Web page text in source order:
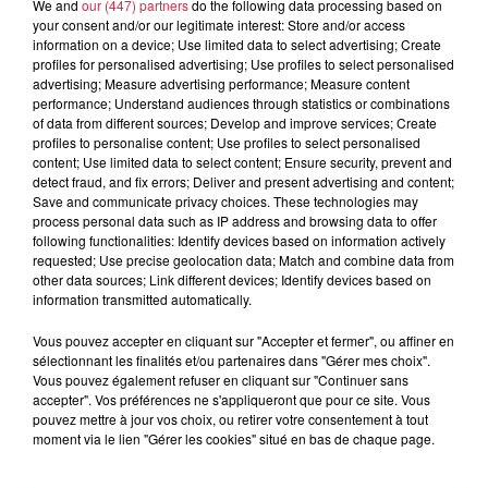
rattraper le véhicule, l'information est donnée pour
pouvoir l'intercepter un peu plus haut. Quoi qu'il arrive, il
sera rattrapé, ou identifié, et une procédure sera menée
Pour les contrôles, on va identifier sur certains éléments
comme une surcharge d'un véhicules, un enfant pas à sa
place...Le premier message, c'est de respecter le code
de la route. En le respectant, on a beaucoup moins
d'accidents !On ne fait pas systématiquement des
campagnes de verbalisation. On va essayer d'expliquer
aussi quels types d'infraction on a pu relever."
Publié : 18 janvier 2023 à 14h51 - Modifié : 30 octobre 2025
à 16h47 Sebastien Ruffet
A lire aussi
We and our (447) partnersdo the following data processing based on
your consent and/or our legitimate interest: Store and/or access
information on a device; Use limited data to select advertising; Create
profiles for personalised advertising; Use profiles to select personalised
advertising; Measure advertising performance; Measure content
performance; Understand audiences through statistics or combinations
of data from different sources; Develop and improve services; Create
profiles to personalise content; Use profiles to select personalised
content; Use limited data to select content; Ensure security, prevent and
detect fraud, and fix errors; Deliver and present advertising and content;
Save and communicate privacy choices. These technologies may
process personal data such as IP address and browsing data to offer
following functionalities: Identify devices based on information actively
requested; Use precise geolocation data; Match and combine data from
other data sources; Link different devices; Identify devices based on
information transmitted automatically.
Vous pouvez accepter en cliquant sur "Accepter et fermer", ou affiner en
sélectionnant les finalités et/ou partenaires dans "Gérer mes choix".
Vous pouvez également refuser en cliquant sur "Continuer sans
accepter". Vos préférences ne s'appliqueront que pour ce site. Vous
pouvez mettre à jour vos choix, ou retirer votre consentement à tout
moment via le lien "Gérer les cookies" situé en bas de chaque page.